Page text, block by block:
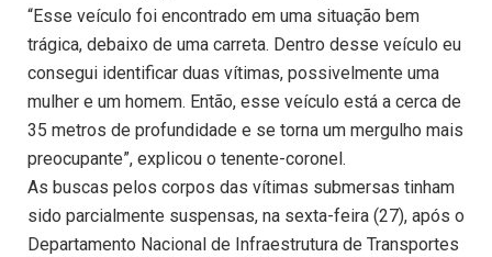
“Esse veículo foi encontrado em uma situação bem
trágica, debaixo de uma carreta. Dentro desse veículo eu
consegui identificar duas vítimas, possivelmente uma
mulher e um homem. Então, esse veículo está a cerca de
35 metros de profundidade e se torna um mergulho mais
preocupante”, explicou o tenente-coronel.
As buscas pelos corpos das vítimas submersas tinham
sido parcialmente suspensas, na sexta-feira (27), após o
Departamento Nacional de Infraestrutura de Transportes